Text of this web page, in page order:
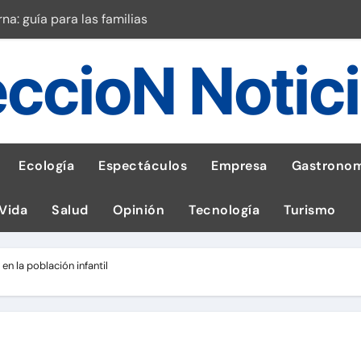
guía para las familias
inspirado en la fuerza de un volcán
entrega 1,600 equipos educativos
impulsa la salud materna
al Perú en Toulouse Lautrec
de celular según OSIPTEL
Ecología Espectáculos Empresa
Salud Opinión Tecnología Turismo
la población infantil